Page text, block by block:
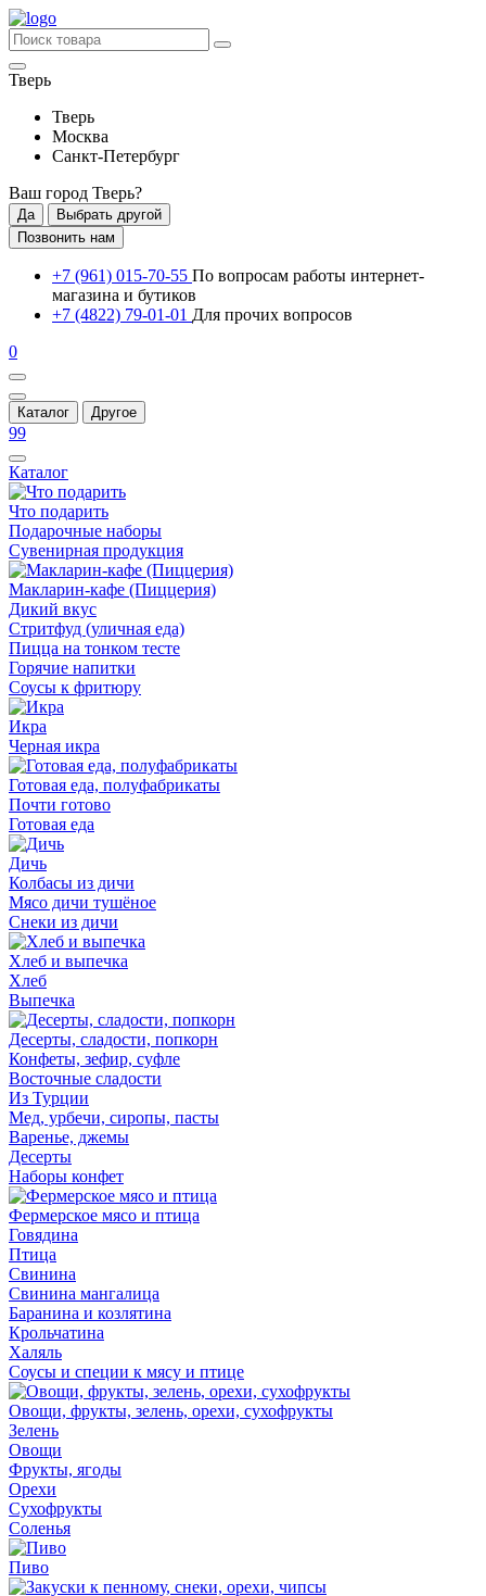
Тверь
Тверь
Москва
Санкт-Петербург
Ваш город Тверь?
Да
Выбрать другой
Позвонить нам
+7 (961) 015-70-55 По вопросам работы интернет-
магазина и бутиков
+7 (4822) 79-01-01 Для прочих вопросов
0
Каталог Другое
99
Каталог
Что подарить
Подарочные наборы
Сувенирная продукция
Макларин-кафе (Пиццерия)
Дикий вкус
Стритфуд (уличная еда)
Пицца на тонком тесте
Горячие напитки
Соусы к фритюру
Икра
Черная икра
Готовая еда, полуфабрикаты
Почти готово
Готовая еда
Дичь
Колбасы из дичи
Мясо дичи тушёное
Снеки из дичи
Хлеб и выпечка
Хлеб
Выпечка
Десерты, сладости, попкорн
Конфеты, зефир, суфле
Восточные сладости
Из Турции
Мед, урбечи, сиропы, пасты
Варенье, джемы
Десерты
Наборы конфет
Фермерское мясо и птица
Говядина
Птица
Свинина
Свинина мангалица
Баранина и козлятина
Крольчатина
Халяль
Соусы и специи к мясу и птице
Овощи, фрукты, зелень, орехи, сухофрукты
Зелень
Овощи
Фрукты, ягоды
Орехи
Сухофрукты
Соленья
Пиво